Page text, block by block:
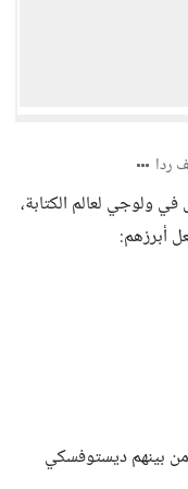
ردا
ولوجي لعالم الكتابة،
أبرزهم:
بينهم ديستوفسكي